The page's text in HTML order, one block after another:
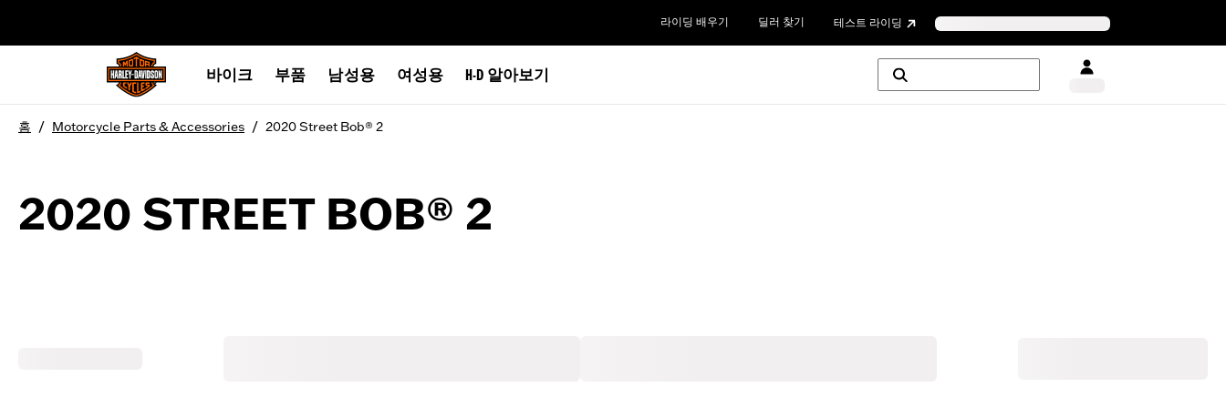
라이딩 배우기 딜러 찾기 테스트 라이딩
바이크 부품 남성용 여성용 H-D 알아보기
홈 / Motorcycle Parts & Accessories / 2020 Street Bob® 2
2020 STREET BOB® 2